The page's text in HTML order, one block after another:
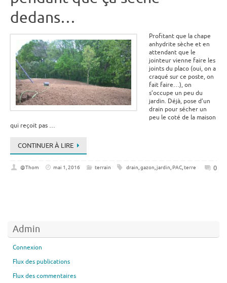
dedans…
Profitant que la chape
anhydrite sèche et en
attendant que le
jointeur vienne faire les
joints du placo (oui, on a
craqué sur ce poste, on
fait faire…), on
s’occupe un peu du
jardin. Déjà, pose d’un
drain pour sécher un
peu le coté de la maison
qui reçoit pas …
CONTINUER À LIRE
@Thom mai 1, 2016 terrain drain,gazon,jardin, PAC,terre 0
Admin
Connexion
Flux des publications
Flux des commentaires